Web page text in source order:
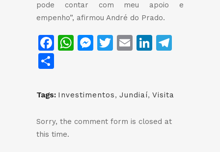
pode contar com meu apoio e
empenho”, afirmou André do Prado.
Facebook
WhatsApp
Messenger
Twitter
EmailLinkedIn
Tags: Investimentos, Jundiaí, Visita
Sorry, the comment form is closed at
this time.